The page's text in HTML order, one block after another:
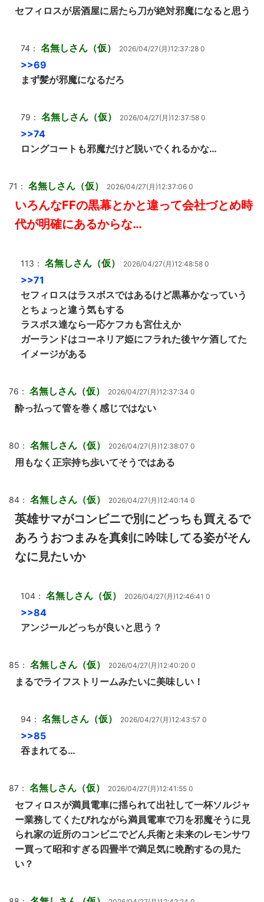
セフィロスが居酒屋に居たら刀が絶対邪魔になると思う
74： 名無しさん（仮） 2026/04/27(月)12:37:28 0
>>69
まず髪が邪魔になるだろ
79： 名無しさん（仮） 2026/04/27(月)12:37:58 0
>>74
ロングコートも邪魔だけど脱いでくれるかな…
71： 名無しさん（仮） 2026/04/27(月)12:37:06 0
いろんなFFの黒幕とかと違って会社づとめ時
代が明確にあるからな…
113： 名無しさん（仮） 2026/04/27(月)12:48:58 0
>>71
セフィロスはラスボスではあるけど黒幕かなっていう
とちょっと違う気もする
ラスボス達なら一応ケフカも宮仕えか
ガーランドはコーネリア姫にフラれた後ヤケ酒してた
イメージがある
76： 名無しさん（仮） 2026/04/27(月)12:37:34 0
酔っ払って管を巻く感じではない
80： 名無しさん（仮） 2026/04/27(月)12:38:07 0
用もなく正宗持ち歩いてそうではある
84： 名無しさん（仮） 2026/04/27(月)12:40:14 0
英雄サマがコンビニで別にどっちも買えるで
あろうおつまみを真剣に吟味してる姿がそん
なに見たいか
104： 名無しさん（仮） 2026/04/27(月)12:46:41 0
>>84
アンジールどっちが良いと思う？
85： 名無しさん（仮） 2026/04/27(月)12:40:20 0
まるでライフストリームみたいに美味しい！
94： 名無しさん（仮） 2026/04/27(月)12:43:57 0
>>85
吞まれてる…
87： 名無しさん（仮） 2026/04/27(月)12:41:55 0
セフィロスが満員電車に揺られて出社して一杯ソルジャ
ー業務してくたびれながら満員電車で刀を邪魔そうに見
られ家の近所のコンビニでどん兵衛と未来のレモンサワ
ー買って昭和すぎる四畳半で満足気に晩酌するの見た
い？